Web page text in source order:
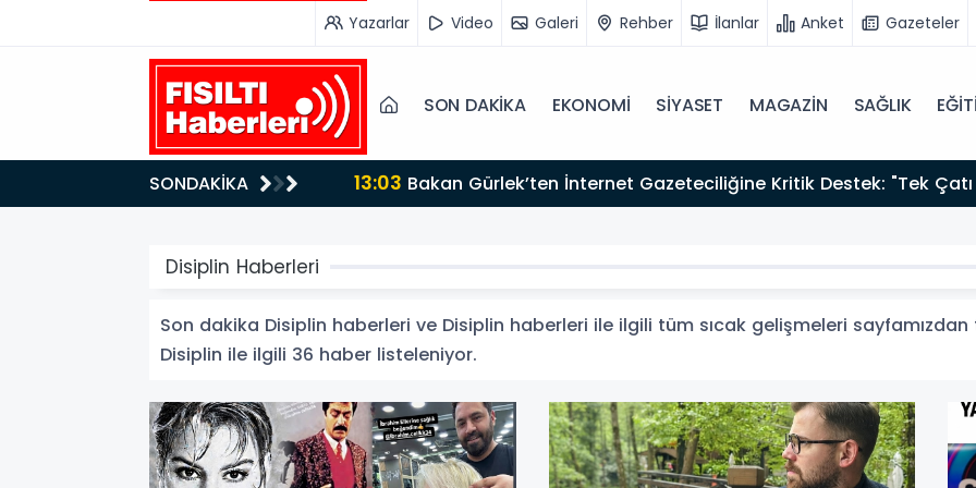
Yazarlar Video Galeri Rehber İlanlar Anket Gazeteler
SON DAKİKA EKONOMİ SİYASET MAGAZİN SAĞLIK
SONDAKİKA 13:03
Düzenlemeye Hazırız"
Disiplin Haberleri
Son dakika Disiplin haberleri ve Disiplin haberleri ile ilgili tüm sıcak gelişmeleri
Disiplin ile ilgili 36 haber listeleniyor.